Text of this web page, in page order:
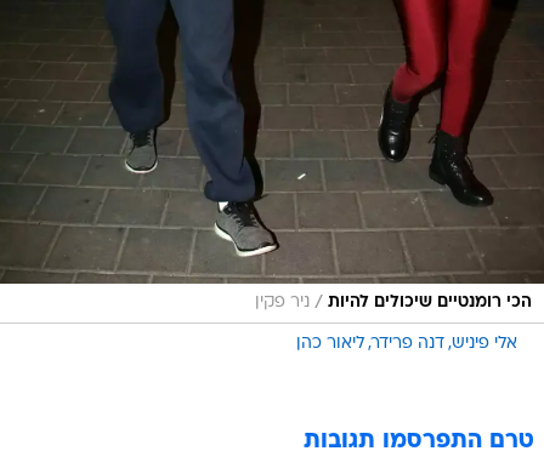
הכי רומנטיים שיכולים להיות / ניר פקין
אלי פיניש דנה פרידר ליאור כהן
טרם התפרסמו תגובות